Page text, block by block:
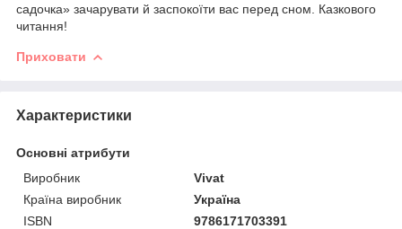
садочка» зачарувати й заспокоїти вас перед сном. Казкового
читання!
Приховати
Характеристики
Основні атрибути
Виробник
Vivat
Країна виробник
Україна
ISBN
9786171703391